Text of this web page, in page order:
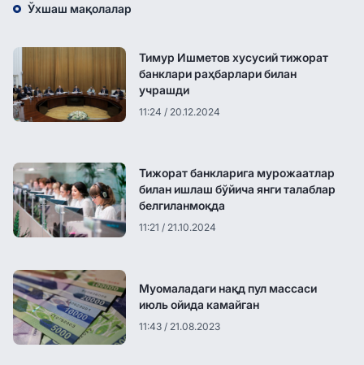
Ўхшаш мақолалар
Тимур Ишметов хусусий тижорат
банклари раҳбарлари билан
учрашди
11:24 / 20.12.2024
Тижорат банкларига мурожаатлар
билан ишлаш бўйича янги талаблар
белгиланмоқда
11:21 / 21.10.2024
Муомаладаги нақд пул массаси
июль ойида камайган
11:43 / 21.08.2023